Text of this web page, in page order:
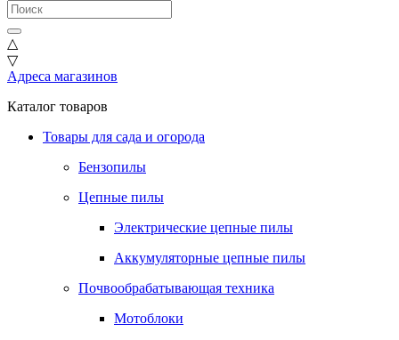
△
▽
Адреса магазинов
Каталог товаров
Товары для сада и огорода
Бензопилы
Цепные пилы
Электрические цепные пилы
Аккумуляторные цепные пилы
Почвообрабатывающая техника
Мотоблоки